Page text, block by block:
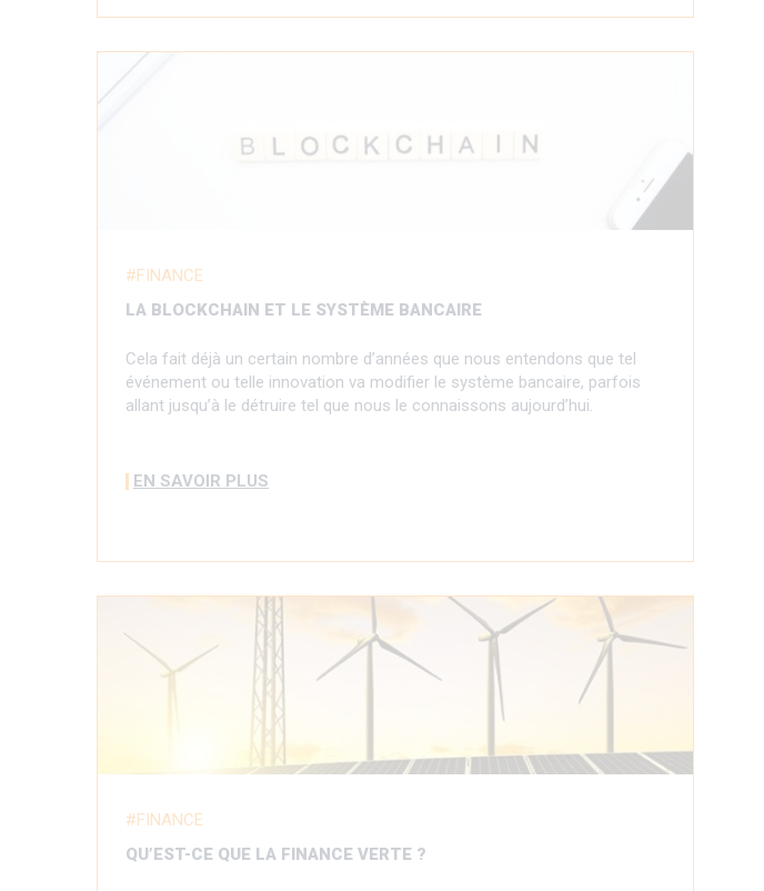
FINANCE
LA BLOCKCHAIN ET LE SYSTÈME BANCAIRE
Cela fait déjà un certain nombre d’années que nous entendons que tel
événement ou telle innovation va modifier le système bancaire, parfois
allant jusqu’à le détruire tel que nous le connaissons aujourd’hui.
EN SAVOIR PLUS
FINANCE
QU’EST-CE QUE LA FINANCE VERTE ?